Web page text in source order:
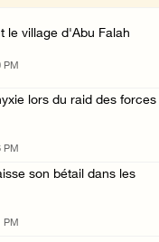
lors d'une agress ...
PM
palestiniens : Le renou ...
le village d'Abu Falah
PM
lors du raid des forces
PM
son bétail dans les
PM